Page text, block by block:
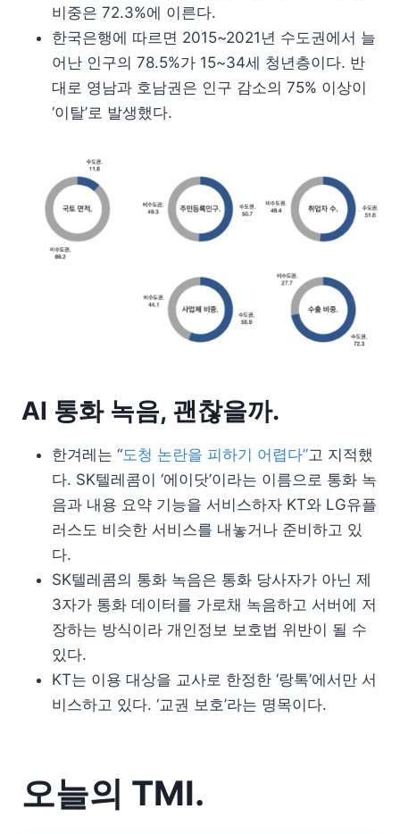
비중은 72.3%에 이른다.
한국은행에 따르면 2015~2021년 수도권에서 늘
어난 인구의 78.5%가 15~34세 청년층이다. 반
대로 영남과 호남권은 인구 감소의 75% 이상이
‘이탈’로 발생했다.
AI 통화 녹음, 괜찮을까.
한겨레는 “도청 논란을 피하기 어렵다”고 지적했
다. SK텔레콤이 ‘에이닷’이라는 이름으로 통화 녹
음과 내용 요약 기능을 서비스하자 KT와 LG유플
러스도 비슷한 서비스를 내놓거나 준비하고 있
다.
SK텔레콤의 통화 녹음은 통화 당사자가 아닌 제
3자가 통화 데이터를 가로채 녹음하고 서버에 저
장하는 방식이라 개인정보 보호법 위반이 될 수
있다.
KT는 이용 대상을 교사로 한정한 ‘랑톡’에서만 서
비스하고 있다. ‘교권 보호’라는 명목이다.
오늘의 TMI.